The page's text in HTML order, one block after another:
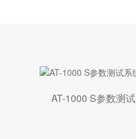
AT-1000 S参数测